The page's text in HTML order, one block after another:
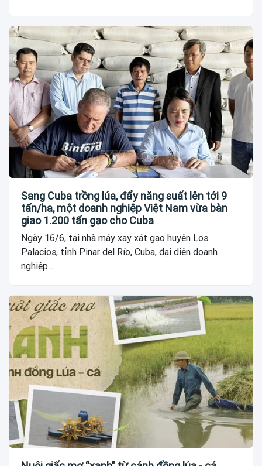
Sang Cuba trồng lúa, đẩy năng suất lên tới 9
tấn/ha, một doanh nghiệp Việt Nam vừa bàn
giao 1.200 tấn gạo cho Cuba
Ngày 16/6, tại nhà máy xay xát gạo huyện Los
Palacios, tỉnh Pinar del Río, Cuba, đại diện doanh
nghiệp...